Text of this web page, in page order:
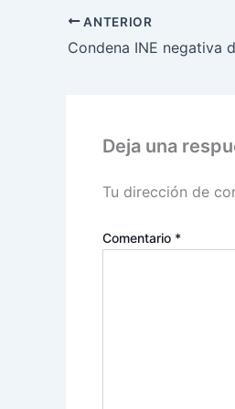
ANTERIOR
Deja una
Tu dirección de
Comentario *